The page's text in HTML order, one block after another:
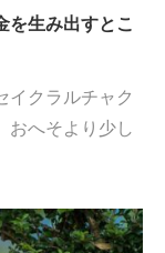
を生み出すとこ
イクラルチャク
おへそより少し